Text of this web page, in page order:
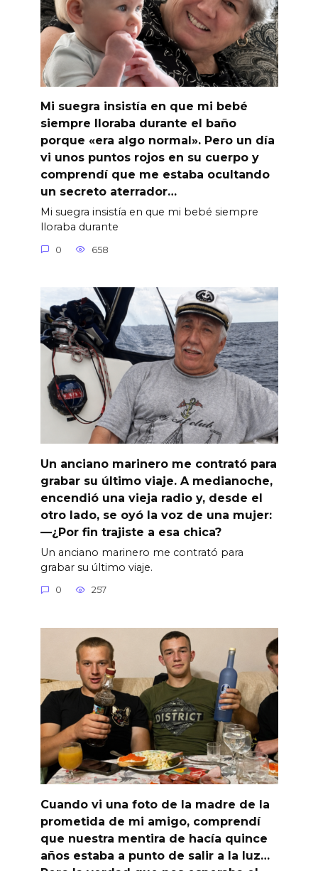
Mi suegra insistía en que mi bebé
siempre lloraba durante el baño
porque «era algo normal». Pero un día
vi unos puntos rojos en su cuerpo y
comprendí que me estaba ocultando
un secreto aterrador…
Mi suegra insistía en que mi bebé siempre
lloraba durante
0 658
Un anciano marinero me contrató para
grabar su último viaje. A medianoche,
encendió una vieja radio y, desde el
otro lado, se oyó la voz de una mujer:
—¿Por fin trajiste a esa chica?
Un anciano marinero me contrató para
grabar su último viaje.
0 257
Cuando vi una foto de la madre de la
prometida de mi amigo, comprendí
que nuestra mentira de hacía quince
años estaba a punto de salir a la luz…